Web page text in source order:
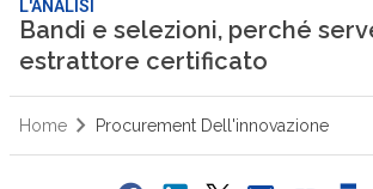
L'ANALISI
Bandi e selezioni, perché
estrattore certificato
Home Procurement Dell'innovazione